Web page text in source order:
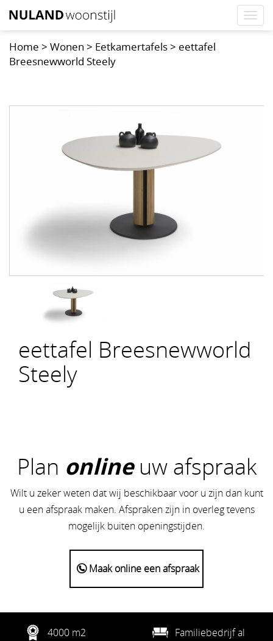
Home > Wonen > Eetkamertafels> eettafel
Breesnewworld Steely
eettafel Breesnewworld
Steely
Plan onlineuw afspraak
Wilt u zeker weten dat wij beschikbaar voor u zijn dan kunt
u een afspraak maken. Afspraken zijn in overleg tevens
mogelijk buiten openingstijden.
Maak online een afspraak
4000 m2
Familiebedrijf al